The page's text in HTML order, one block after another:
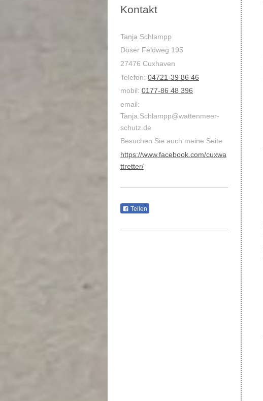
Kontakt
Tanja Schlampp
Döser Feldweg 195
27476 Cuxhaven
Telefon: 04721-39 86 46
mobil: 0177-86 48 396
email:
Tanja.Schlampp@wattenmeer-
schutz.de
Besuchen Sie auch meine Seite
https://www.facebook.com/cuxwa
ttretter/
Teilen